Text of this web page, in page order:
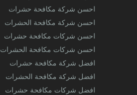
احسن شركة مكافحة حشرات
احسن شركة مكافحة الحشرات
احسن شركات مكافحة حشرات
احسن شركات مكافحة الحشرات
افضل شركة مكافحة حشرات
افضل شركة مكافحة الحشرات
افضل شركات مكافحة حشرات